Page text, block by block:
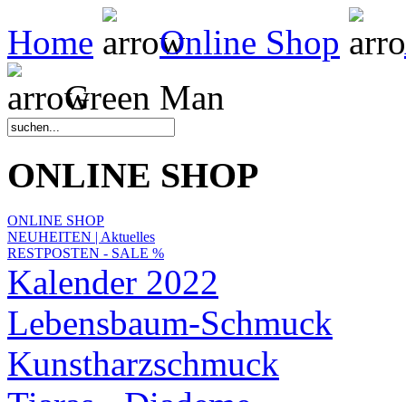
Home Online Shop
Green Man
ONLINE SHOP
ONLINE SHOP
NEUHEITEN | Aktuelles
RESTPOSTEN - SALE %
Kalender 2022
Lebensbaum-Schmuck
Kunstharzschmuck